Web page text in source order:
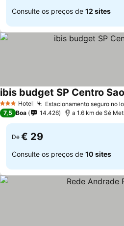
Consulte os preços de 12 sites
3 EstrelasHotel Estacionamento seguro no
ibis budget SP Centro
7,5 Boa 14.426 a 1.6 km de Sé
De € 29
Consulte os preços de 10 sites